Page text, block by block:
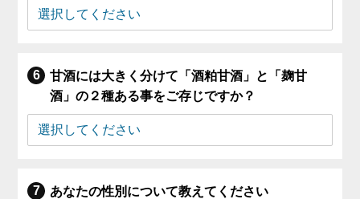
甘酒には大きく分けて「酒粕甘酒」と「麹甘
酒」の２種ある事をご存じですか？
あなたの性別について教えてください